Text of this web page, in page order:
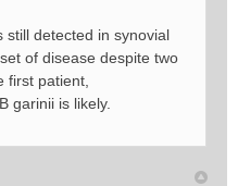
still detected in synovial
of disease despite two
first patient,
garinii is likely.